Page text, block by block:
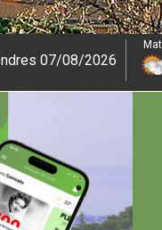
Divendres 07/08/2026